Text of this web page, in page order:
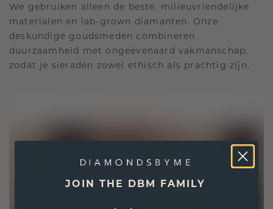
We gebruiken alleen de beste, milieuvriendelijke
materialen en lab-grown diamanten. Onze
deskundige goudsmeden combineren
duurzaamheid met ongeëvenaard vakmanschap,
zodat je sieraden zowel ethisch als prachtig zijn.
JOIN THE DBM FAMILY